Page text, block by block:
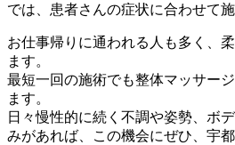
では、患者さんの症状に合わせて
お仕事帰りに通われる人も多く、
ます。
最短一回の施術でも整体マッサー
ます。
日々慢性的に続く不調や姿勢、ボ
みがあれば、この機会にぜひ、宇